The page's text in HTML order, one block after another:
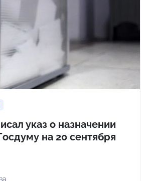
указ о назначении
на 20 сентября